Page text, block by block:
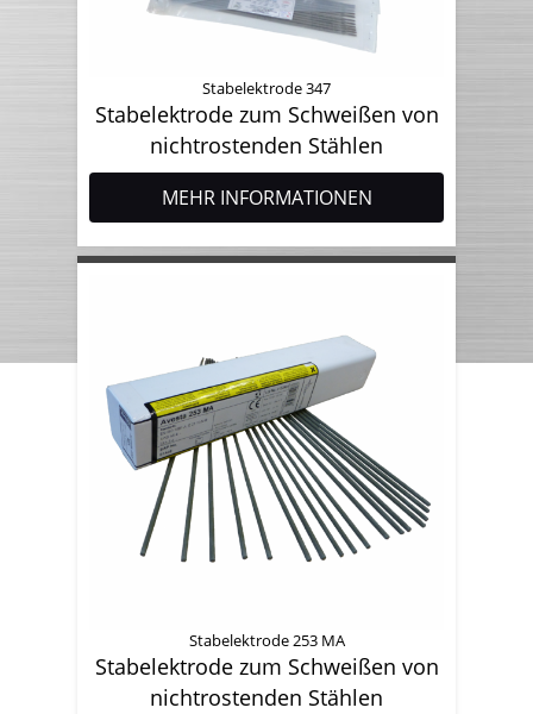
Stabelektrode 347
Stabelektrode zum Schweißen von
nichtrostenden Stählen
MEHR INFORMATIONEN
Stabelektrode 253 MA
Stabelektrode zum Schweißen von
nichtrostenden Stählen